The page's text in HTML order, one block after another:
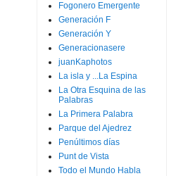
Fogonero Emergente
Generación F
Generación Y
Generacionasere
juanKaphotos
La isla y ...La Espina
La Otra Esquina de las
Palabras
La Primera Palabra
Parque del Ajedrez
Penúltimos días
Punt de Vista
Todo el Mundo Habla